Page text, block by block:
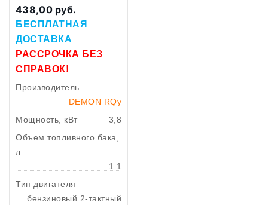
438,00 руб.
БЕСПЛАТНАЯ
ДОСТАВКА
РАССРОЧКА БЕЗ
СПРАВОК!
Производитель
DEMON RQy
Мощность, кВт
3,8
Объем топливного бака,
л
1.1
Тип двигателя
бензиновый 2-тактный